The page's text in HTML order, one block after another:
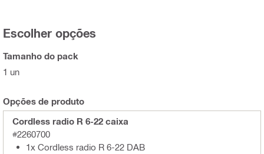
Escolher opções
Tamanho do pack
1 un
Opções de produto
Cordless radio R 6-22 caixa
#2260700
1x Cordless radio R 6-22 DAB